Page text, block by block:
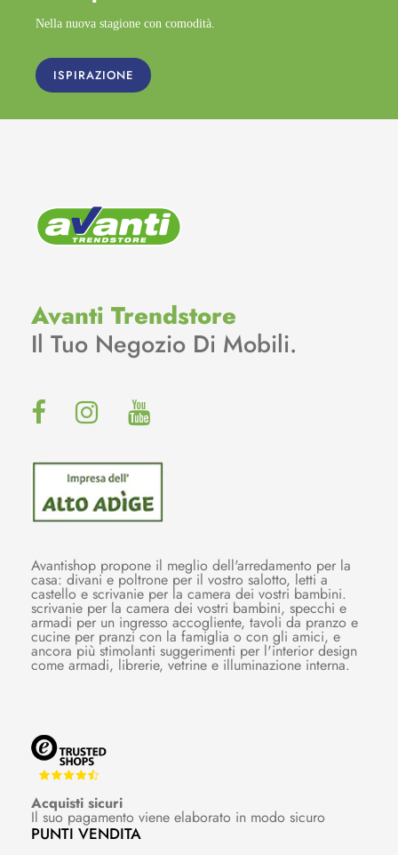
Nella nuova stagione con comodità.
ISPIRAZIONE
Avanti Trendstore
Il Tuo Negozio Di Mobili.
Avantishop propone il meglio dell'arredamento per la
casa: divani e poltrone per il vostro salotto, letti a
castello e scrivanie per la camera dei vostri bambini.
scrivanie per la camera dei vostri bambini, specchi e
armadi per un ingresso accogliente, tavoli da pranzo e
cucine per pranzi con la famiglia o con gli amici, e
ancora più stimolanti suggerimenti per l'interior design
come armadi, librerie, vetrine e illuminazione interna.
Acquisti sicuri
Il suo pagamento viene elaborato in modo sicuro
PUNTI VENDITA